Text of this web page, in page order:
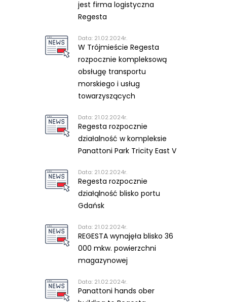
jest firma logistyczna
Regesta
Data: 21.02.2024r.
W Trójmieście Regesta
rozpocznie kompleksową
obsługę transportu
morskiego i usług
towarzyszących
Data: 21.02.2024r.
Regesta rozpocznie
działalność w kompleksie
Panattoni Park Tricity East V
Data: 21.02.2024r.
Regesta rozpocznie
działąlność blisko portu
Gdańsk
Data: 21.02.2024r.
REGESTA wynajęła blisko 36
000 mkw. powierzchni
magazynowej
Data: 21.02.2024r.
Panattoni hands ober